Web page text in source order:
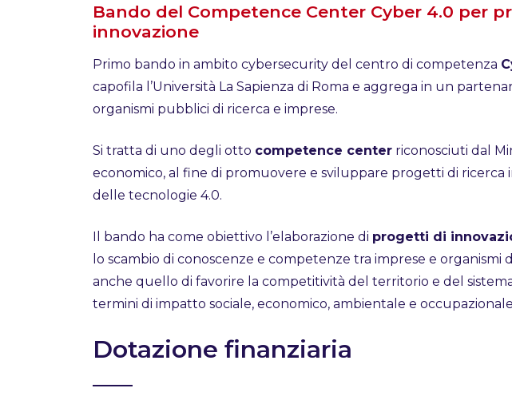
Bando del Competence Center Cyber 4.0 per
innovazione
Primo bando in ambito cybersecurity del centro di competenza
capofila l’Università La Sapienza di Roma e aggrega in un
organismi pubblici di ricerca e imprese.
Si tratta di uno degli otto competence centerriconosciuti dal
economico, al fine di promuovere e sviluppare progetti di ricerca
delle tecnologie 4.0.
Il bando ha come obiettivo l’elaborazione di progetti di
lo scambio di conoscenze e competenze tra imprese e organismi
anche quello di favorire la competitività del territorio e del
termini di impatto sociale, economico, ambientale e
Dotazione finanziaria